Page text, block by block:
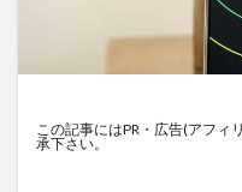
この記事にはPR・広告(アフィ
承下さい。